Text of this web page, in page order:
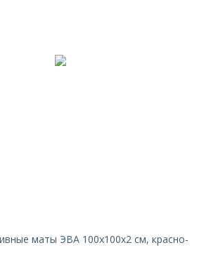
маты ЭВА 100х100x2 см, красно-